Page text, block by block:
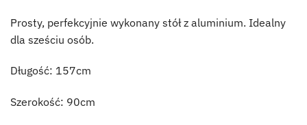
Prosty, perfekcyjnie wykonany stół z aluminium. Idealny
dla sześciu osób.
Długość: 157cm
Szerokość: 90cm